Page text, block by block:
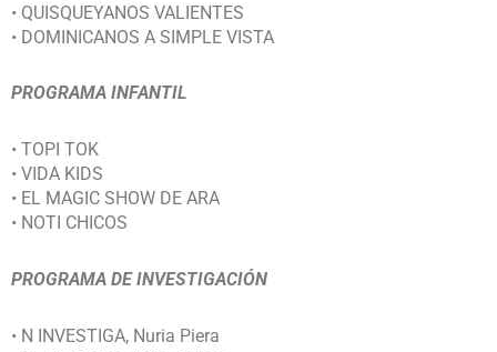
• QUISQUEYANOS VALIENTES
• DOMINICANOS A SIMPLE VISTA
PROGRAMA INFANTIL
• TOPI TOK
• VIDA KIDS
• EL MAGIC SHOW DE ARA
• NOTI CHICOS
PROGRAMA DE INVESTIGACIÓN
• N INVESTIGA, Nuria Piera